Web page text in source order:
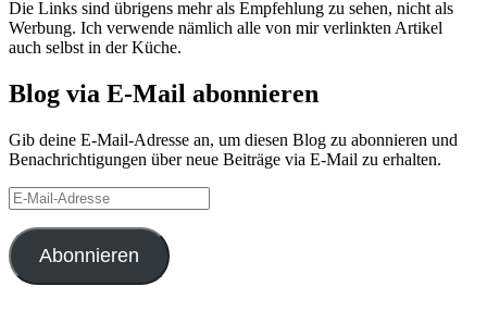
Die Links sind übrigens mehr als Empfehlung zu sehen, nicht als
Werbung. Ich verwende nämlich alle von mir verlinkten Artikel
auch selbst in der Küche.
Blog via E-Mail abonnieren
Gib deine E-Mail-Adresse an, um diesen Blog zu abonnieren und
Benachrichtigungen über neue Beiträge via E-Mail zu erhalten.
E-
Mail-
Adresse
Abonnieren